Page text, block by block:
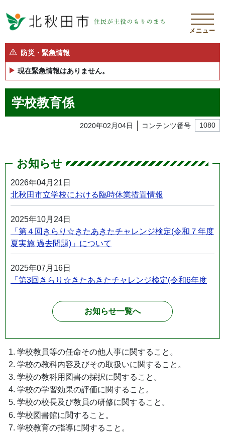
メニュー
防災・緊急情報
現在緊急情報はありません。
学校教育係
2020年02月04日 コンテンツ番号 1080
お知らせ
2026年04月21日
北秋田市立学校における臨時休業措置情報
2025年10月24日
「第４回きらり☆きたあきたチャレンジ検定(令和７年度
夏実施 過去問題)」について
2025年07月16日
「第3回きらり☆きたあきたチャレンジ検定(令和6年度
2024年11月21日
2024年08月09日
北秋田市立学校部活動及び新たな地域クラブ活動につい
て
お知らせ一覧へ
学校教員等の任命その他人事に関すること。
学校の教科内容及びその取扱いに関すること。
学校の教科用図書の採択に関すること。
学校の学習効果の評価に関すること。
学校の校長及び教員の研修に関すること。
学校図書館に関すること。
学校教育の指導に関すること。